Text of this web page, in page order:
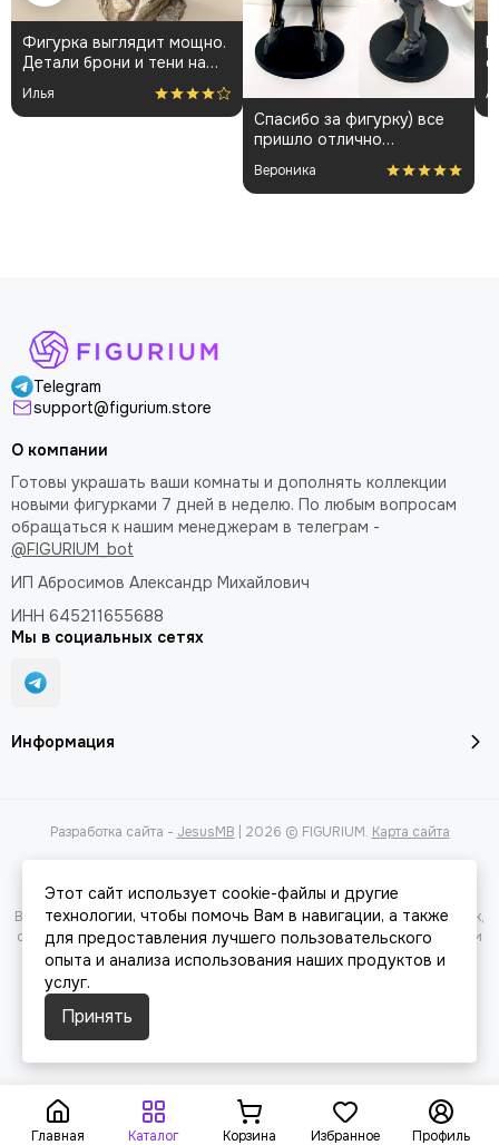
Фигурка выглядит мощно.
Детали брони и тени на
плаще проработаны
аккуратно. Пришла быстро
и без повреждений.
Илья
Спасибо за фигурку) все
пришло отлично
упакованным. Отдельная
благодарность за
покраску модели.
Вероника
Telegram
support@figurium.store
Информация
О компании
Готовы украшать ваши комнаты и дополнять коллекции
новыми фигурками 7 дней в неделю. По любым вопросам
обращаться к нашим менеджерам в телеграм -
@FIGURIUM_bot
ИП Абросимов Александр Михайлович
ИНН 645211655688
Мы в социальных сетях
Разработка сайта - JesusMB | 2026 © FIGURIUM. Карта сайта
Вся представленная на сайте информация, касающаяся характеристик,
стоимости товаров и услуг, носит информационный характер и ни при
каких условиях не является публичной офертой, определяемой
положениями Статьи 437(2) Гражданского кодекса РФ.
Главная Каталог Корзина Избранное Профиль
Этот сайт использует cookie-файлы и другие
технологии, чтобы помочь Вам в навигации, а также
для предоставления лучшего пользовательского
опыта и анализа использования наших продуктов и
услуг.
Принять